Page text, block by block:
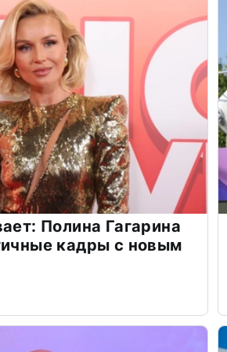
Полина Гагарина
кадры с новым